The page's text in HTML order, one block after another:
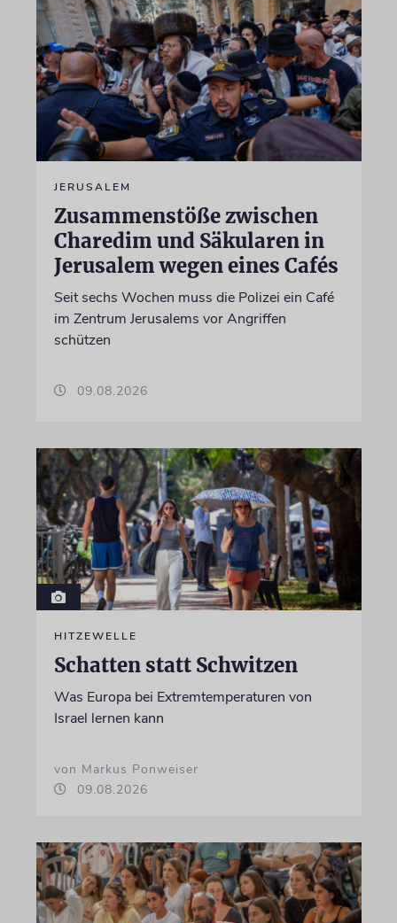
JERUSALEM
Zusammenstöße zwischen
Charedim und Säkularen in
Jerusalem wegen eines Cafés
Seit sechs Wochen muss die Polizei ein Café
im Zentrum Jerusalems vor Angriffen
schützen
09.08.2026
HITZEWELLE
Schatten statt Schwitzen
Was Europa bei Extremtemperaturen von
Israel lernen kann
von Markus Ponweiser
09.08.2026